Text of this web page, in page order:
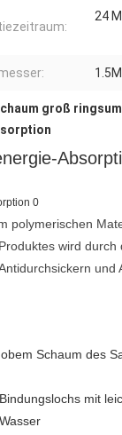
24
1.5M
groß
polymerischen
wird
und
Schaum des
mit